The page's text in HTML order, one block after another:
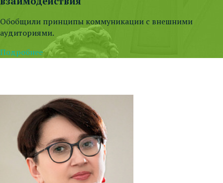
Обобщили принципы коммуникации с внешними
аудиториями.
Подробнее